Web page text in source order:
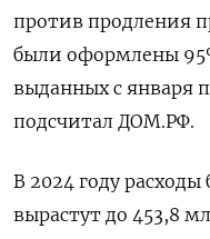
против продления
были оформлены
выданных с января
подсчитал ДОМ.РФ.
В 2024 году
вырастут до 453,8